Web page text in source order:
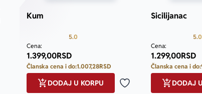
Kum
5.0
Cena:
1.399,00RSD
Članska cena i do:1.007,28RSD
Dodaj u omiljene
DODAJ U KORPU
Sicilijanac
5.0
Cena:
1.299,00RSD
Članska cena i do:
DODAJ